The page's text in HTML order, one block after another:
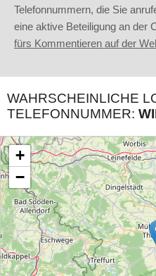
Telefonnummern, die Sie
eine aktive Beteiligung an der
fürs Kommentieren auf der
WAHRSCHEINLICHE
TELEFONNUMMER: